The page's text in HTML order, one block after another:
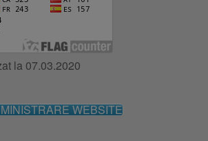
la 07.03.2020
WEBSITE